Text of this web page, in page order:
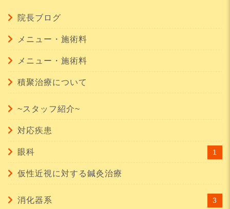
院長ブログ
メニュー・施術料
メニュー・施術料
積聚治療について
~スタッフ紹介~
対応疾患
眼科 1
仮性近視に対する鍼灸治療
消化器系 3